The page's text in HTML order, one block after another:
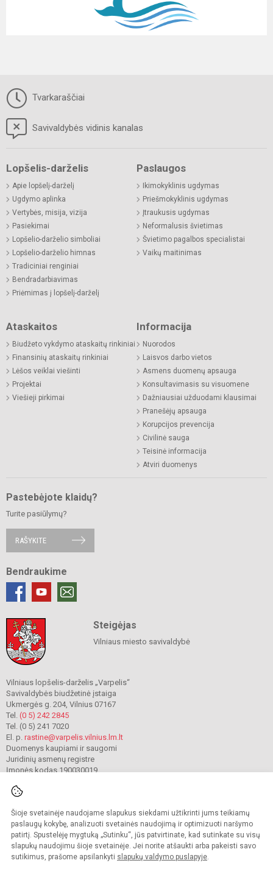
Šioje svetainėje naudojame slapukus siekdami užtikrinti jums teikiamų
paslaugų kokybę, analizuoti svetainės naudojimą ir optimizuoti naršymo
patirtį. Spustelėję mygtuką „Sutinku“, jūs patvirtinate, kad sutinkate su visų
slapukų naudojimu šioje svetainėje. Jei norite atšaukti arba pakeisti savo
sutikimus, prašome apsilankyti slapukų valdymo puslapyje.
Tvarkaraščiai
Savivaldybės vidinis kanalas
Lopšelis-darželis
Apie lopšelį-darželį
Ugdymo aplinka
Vertybės, misija, vizija
Pasiekimai
Lopšelio-darželio simboliai
Lopšelio-darželio himnas
Tradiciniai renginiai
Bendradarbiavimas
Priėmimas į lopšelį-darželį
Paslaugos
Ikimokyklinis ugdymas
Priešmokyklinis ugdymas
Įtraukusis ugdymas
Neformalusis švietimas
Švietimo pagalbos specialistai
Vaikų maitinimas
Ataskaitos
Biudžeto vykdymo ataskaitų rinkiniai
Finansinių ataskaitų rinkiniai
Lėšos veiklai viešinti
Projektai
Viešieji pirkimai
Informacija
Nuorodos
Laisvos darbo vietos
Asmens duomenų apsauga
Konsultavimasis su visuomene
Dažniausiai užduodami klausimai
Pranešėjų apsauga
Korupcijos prevencija
Civilinė sauga
Teisinė informacija
Atviri duomenys
Pastebėjote klaidų?
Turite pasiūlymų?
RAŠYKITE
Bendraukime
Steigėjas
Vilniaus miesto savivaldybė
Vilniaus lopšelis-darželis „Varpelis“
Savivaldybės biudžetinė įstaiga
Ukmergės g. 204, Vilnius 07167
Tel. (0 5) 242 2845
Tel. (0 5) 241 7020
El. p. rastine@varpelis.vilnius.lm.lt
Duomenys kaupiami ir saugomi
Juridinių asmenų registre
Įmonės kodas 190030019
© 2023. Vilniaus lopšelis-darželis „Varpelis“. Visos teisės saugomos.
Kopijuoti turinį be raštiško įstaigos administracijos sutikimo griežtai draudžiama.
Prieinamumo paraiška Slapukų valdymas
Sumanus būdas atnaujinti